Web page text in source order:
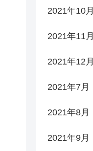
2021年10月
2021年11月
2021年12月
2021年7月
2021年8月
2021年9月